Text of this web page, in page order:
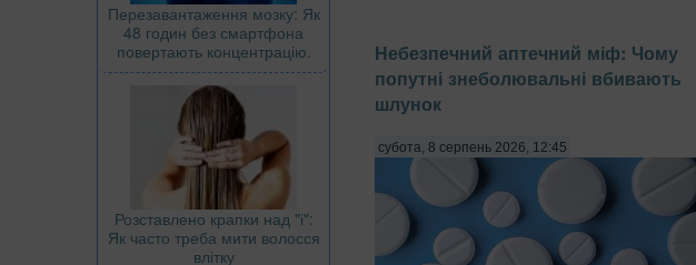
Перезавантаження мозку: Як
48 годин без смартфона
повертають концентрацію.
Розставлено крапки над "і":
Як часто треба мити волосся
влітку
Небезпечний аптечний міф: Чому
попутні знеболювальні вбивають
шлунок
субота, 8 серпень 2026, 12:45